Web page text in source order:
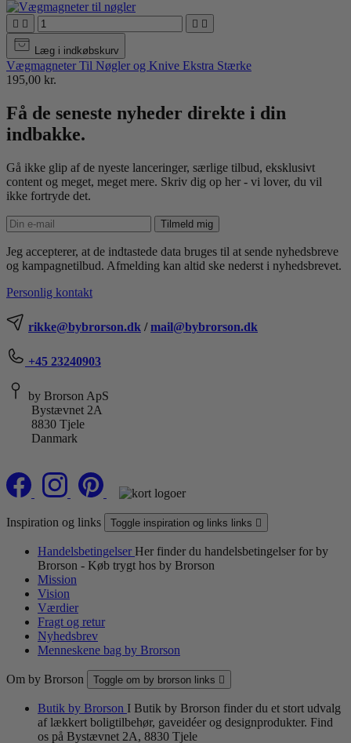
   
Læg i indkøbskurv
Vægmagneter Til Nøgler og Knive Ekstra Stærke
195,00 kr.
Få de seneste nyheder direkte i din
indbakke.
Gå ikke glip af de nyeste lanceringer, særlige tilbud, eksklusivt
content og meget, meget mere. Skriv dig op her - vi lover, du vil
ikke fortryde det.
Tilmeld mig
Jeg accepterer, at de indtastede data bruges til at sende nyhedsbreve
og kampagnetilbud. Afmelding kan altid ske nederst i nyhedsbrevet.
Personlig kontakt
rikke@bybrorson.dk /mail@bybrorson.dk
+45 23240903
by Brorson ApS
Bystævnet 2A
8830 Tjele
Danmark
Inspiration og links Toggle inspiration og links links 
Handelsbetingelser Her finder du handelsbetingelser for by
Brorson - Køb trygt hos by Brorson
Mission
Vision
Værdier
Fragt og retur
Nyhedsbrev
Menneskene bag by Brorson
Om by Brorson Toggle om by brorson links 
Butik by Brorson I Butik by Brorson finder du et stort udvalg
af lækkert boligtilbehør, gaveidéer og designprodukter. Find
os på Bystævnet 2A, 8830 Tjele